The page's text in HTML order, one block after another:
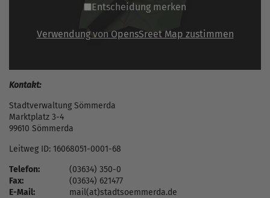
Entscheidung merken
Verwendung von OpensSreet Map zustimmen
Kontakt:
Stadtverwaltung Sömmerda
Marktplatz 3-4
99610 Sömmerda
Leitweg ID: 16068051-0001-68
Telefon:
(03634) 350-0
Fax:
(03634) 621477
E-Mail:
mail(at)stadtsoemmerda.de